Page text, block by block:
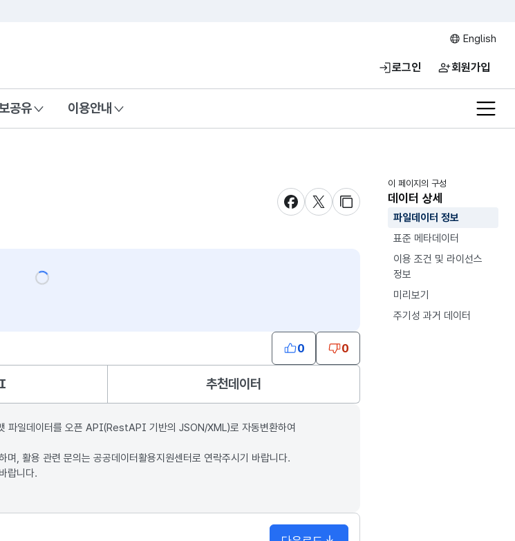
English
로그인 회원가입
전체
공유 이용안내
새창 열림새창 열림새창 열림
0 0
추천데이터
이 페이지의 구성
데이터 상세
파일데이터 정보
표준 메타데이터
이용 조건 및 라이선스
정보
미리보기
주기성 과거 데이터
파일데이터를 오픈 API(RestAPI 기반의 JSON/XML)로 자동변환하여
, 활용 관련 문의는 공공데이터활용지원센터로 연락주시기 바랍니다.
랍니다.